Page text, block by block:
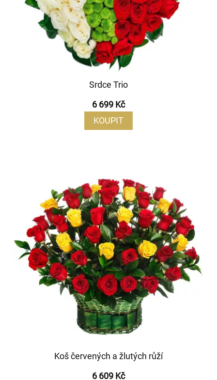
Srdce Trio
6 699 Kč
KOUPIT
Koš červených a žlutých růží
6 609 Kč